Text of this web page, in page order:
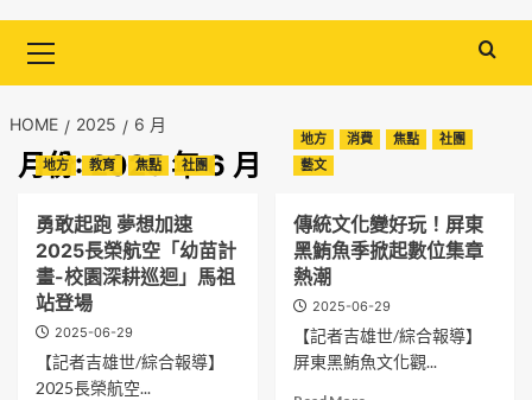
Menu
HOME 2025 6 月
月份:2025 年 6 月
地方 教育 焦點 社團
勇敢起跑 夢想加速
2025長榮航空「幼苗計
畫-校園深耕巡迴」馬祖
站登場
2025-06-29
【記者吉雄世/綜合報導】
2025長榮航空...
地方 消費 焦點
社團
藝文
傳統文化變好玩！屏東
黑鮪魚季掀起數位集章
熱潮
2025-06-29
【記者吉雄世/綜合報導】
屏東黑鮪魚文化觀...